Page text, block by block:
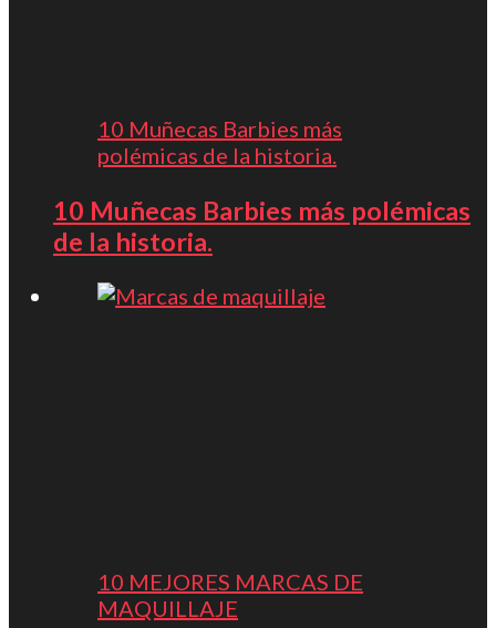
10 Muñecas Barbies más
polémicas de la historia.
10 Muñecas Barbies más polémicas
de la historia.
10 MEJORES MARCAS DE
MAQUILLAJE